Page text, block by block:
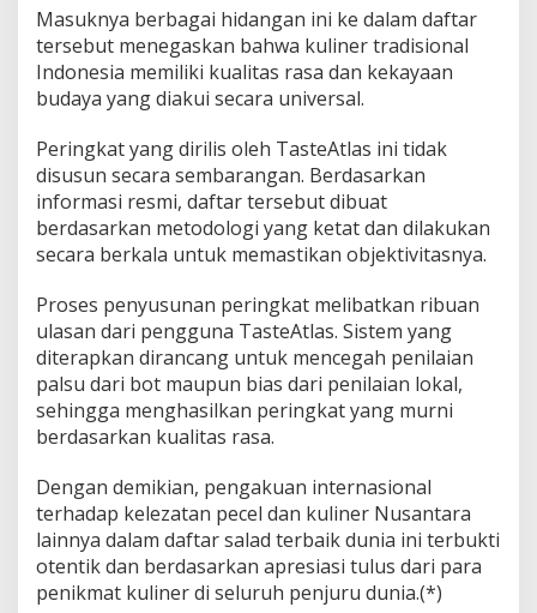
Masuknya berbagai hidangan ini ke dalam daftar
tersebut menegaskan bahwa kuliner tradisional
Indonesia memiliki kualitas rasa dan kekayaan
budaya yang diakui secara universal.
Peringkat yang dirilis oleh TasteAtlas ini tidak
disusun secara sembarangan. Berdasarkan
informasi resmi, daftar tersebut dibuat
berdasarkan metodologi yang ketat dan dilakukan
secara berkala untuk memastikan objektivitasnya.
Proses penyusunan peringkat melibatkan ribuan
ulasan dari pengguna TasteAtlas. Sistem yang
diterapkan dirancang untuk mencegah penilaian
palsu dari bot maupun bias dari penilaian lokal,
sehingga menghasilkan peringkat yang murni
berdasarkan kualitas rasa.
Dengan demikian, pengakuan internasional
terhadap kelezatan pecel dan kuliner Nusantara
lainnya dalam daftar salad terbaik dunia ini terbukti
otentik dan berdasarkan apresiasi tulus dari para
penikmat kuliner di seluruh penjuru dunia.(*)